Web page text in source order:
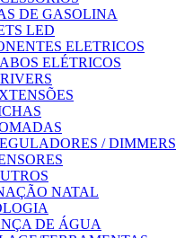
DE GASOLINA
LED
ELETRICOS
ELÉTRICOS
/ DIMMERS
NATAL
DE ÁGUA